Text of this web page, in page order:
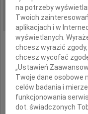
DATA EMISJI:
na potrzeby
Twoich
aplikacjach i w
wyświetlanych.
chcesz wyrazić
chcesz wycofać
„Ustawień
Twoje dane osobowe
celów badania i
funkcjonowania
dot. świadczonych